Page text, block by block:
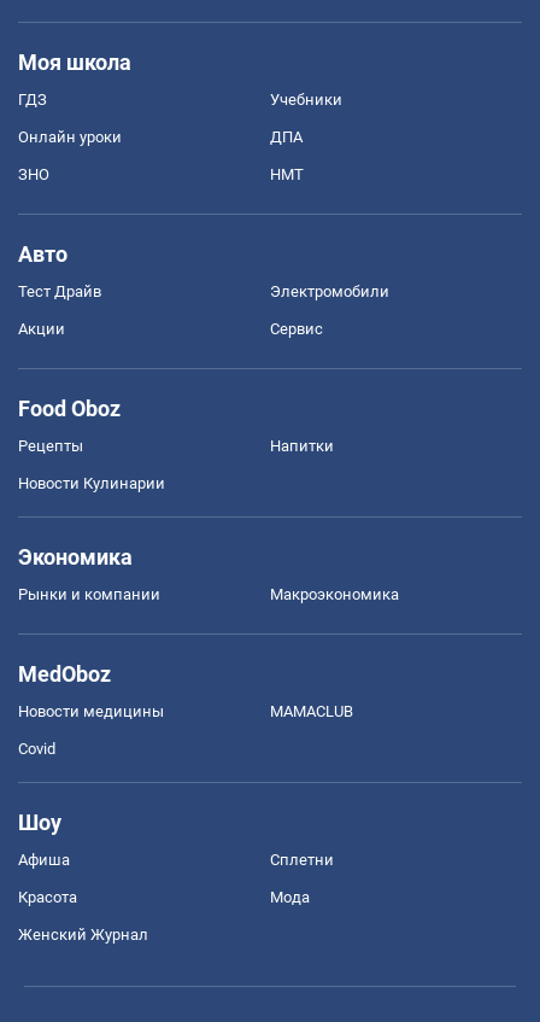
Моя школа
ГДЗ Учебники
Онлайн уроки ДПА
ЗНО НМТ
Авто
Тест Драйв Электромобили
Акции Сервис
Food Oboz
Рецепты Напитки
Новости Кулинарии
Экономика
Рынки и компании Mакроэкономика
MedOboz
Новости медицины MAMACLUB
Covid
Шоу
Афиша Сплетни
Красота Мода
Женский Журнал